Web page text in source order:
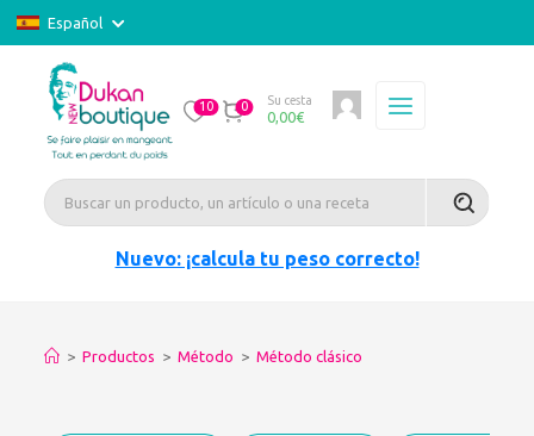
Español
10 0 Su cesta
0,00€
Nuevo: ¡calcula tu peso correcto!
> Productos > Método > Método clásico